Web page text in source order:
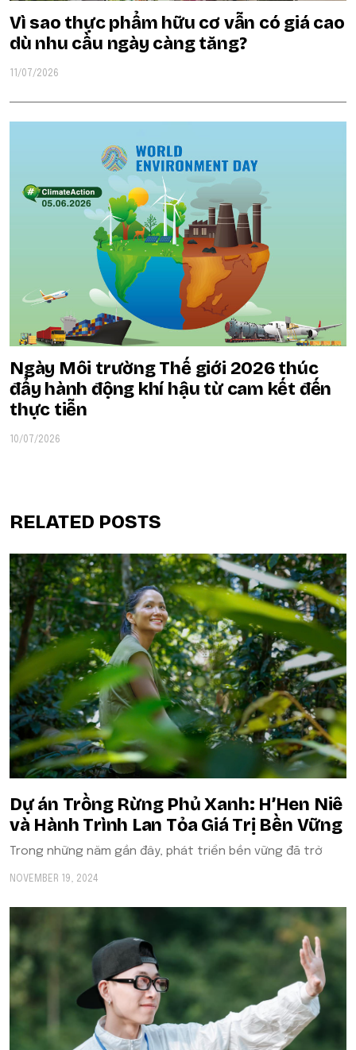
Vì sao thực phẩm hữu cơ vẫn có giá cao
dù nhu cầu ngày càng tăng?
11/07/2026
Ngày Môi trường Thế giới 2026 thúc
đẩy hành động khí hậu từ cam kết đến
thực tiễn
10/07/2026
RELATED POSTS
Dự án Trồng Rừng Phủ Xanh: H’Hen Niê
và Hành Trình Lan Tỏa Giá Trị Bền Vững
Trong những năm gần đây, phát triển bền vững đã trở
NOVEMBER 19, 2024